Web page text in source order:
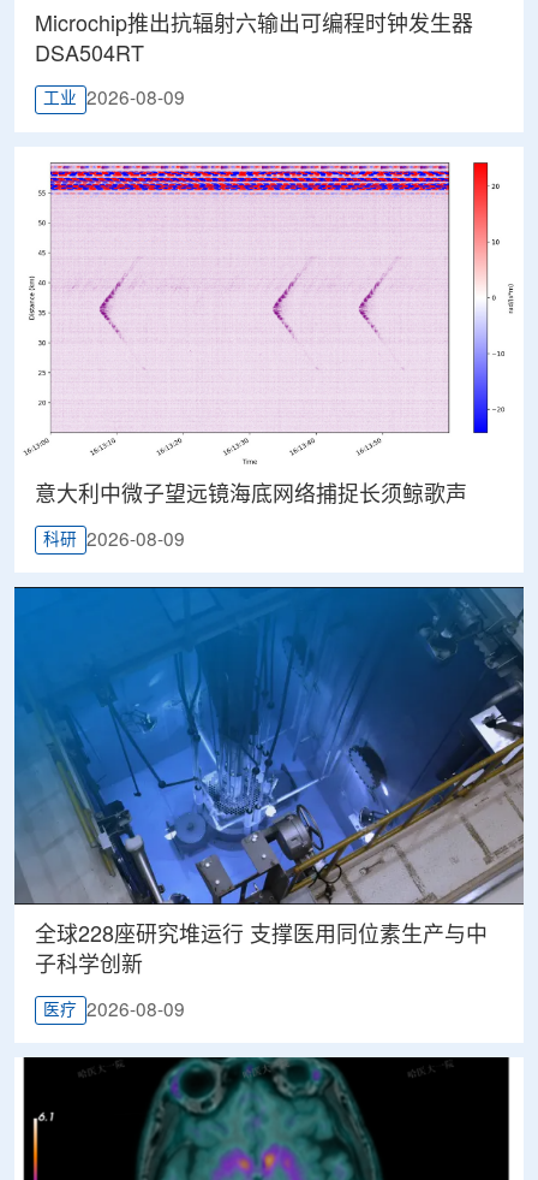
Microchip推出抗辐射六输出可编程时钟发生器
DSA504RT
工业 2026-08-09
意大利中微子望远镜海底网络捕捉长须鲸歌声
科研 2026-08-09
全球228座研究堆运行 支撑医用同位素生产与中
子科学创新
医疗 2026-08-09